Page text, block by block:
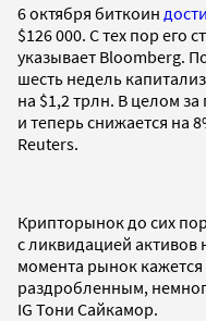
6 октября биткоин
$126 000. С тех пор его
указывает Bloomberg.
шесть недель
на $1,2 трлн. В целом за
и теперь снижается на
Reuters.
Крипторынок до сих
с ликвидацией активов
момента рынок
раздробленным,
IG Тони Сайкамор.